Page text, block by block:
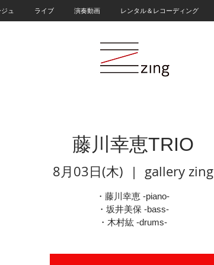
ュ ライブ 演奏動画 レンタル＆レコーディング
藤川幸恵TRIO
8月03日(木)
  |
gallery zing
・藤川幸恵 -piano-
・坂井美保 -bass-
・木村紘 -drums-